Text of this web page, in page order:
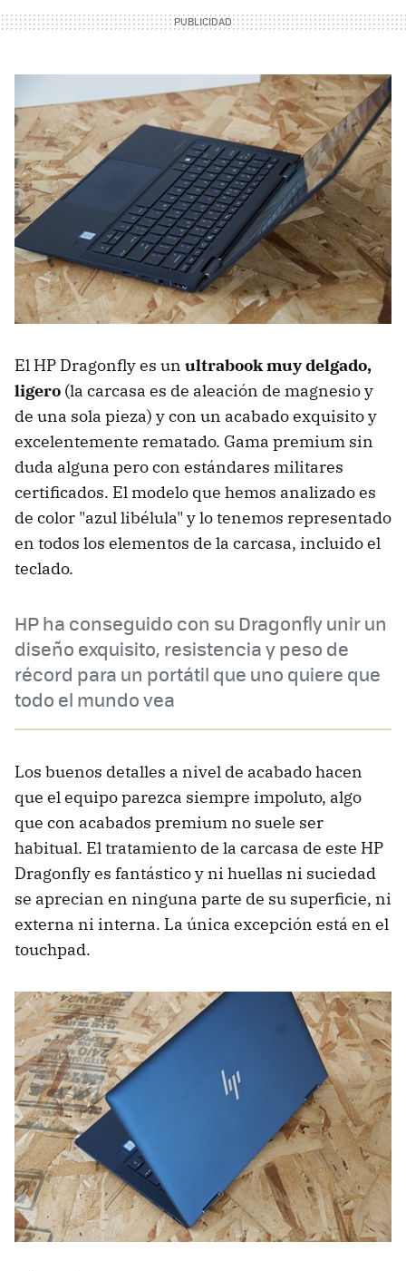
El HP Dragonfly es un ultrabook muy delgado,
ligero (la carcasa es de aleación de magnesio y
de una sola pieza) y con un acabado exquisito y
excelentemente rematado. Gama premium sin
duda alguna pero con estándares militares
certificados. El modelo que hemos analizado es
de color "azul libélula" y lo tenemos representado
en todos los elementos de la carcasa, incluido el
teclado.
HP ha conseguido con su Dragonfly unir un
diseño exquisito, resistencia y peso de
récord para un portátil que uno quiere que
todo el mundo vea
Los buenos detalles a nivel de acabado hacen
que el equipo parezca siempre impoluto, algo
que con acabados premium no suele ser
habitual. El tratamiento de la carcasa de este HP
Dragonfly es fantástico y ni huellas ni suciedad
se aprecian en ninguna parte de su superficie, ni
externa ni interna. La única excepción está en el
touchpad.